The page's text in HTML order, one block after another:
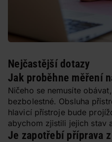
Nejčastější dotazy
Jak proběhne měření
Ničeho se nemusíte
bezbolestné. Obsluha
hlavicí přístroje bude
abychom zjistili jejich stav
Je zapotřebí příprava